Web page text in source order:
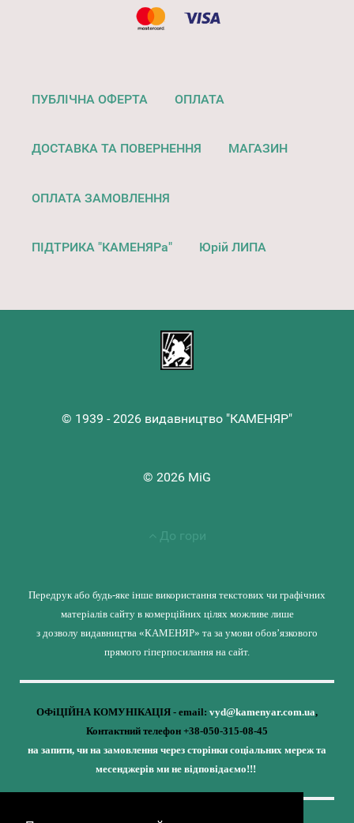
ПУБЛІЧНА ОФЕРТА ОПЛАТА
ДОСТАВКА ТА ПОВЕРНЕННЯ МАГАЗИН
ОПЛАТА ЗАМОВЛЕННЯ
ПІДТРИКА "КАМЕНЯРа" Юрій ЛИПА
© 1939 - 2026 видавництво "КАМЕНЯР"
© 2026 MiG
До гори
Передрук або будь-яке інше використання текстових чи графічних
матеріалів сайту в комерційних цілях можливе лише
з дозволу видавництва «КАМЕНЯР» та за умови обов’язкового
прямого гіперпосилання на сайт.
ОФіЦІЙНА КОМУНІКАЦІЯ - email: vyd@kamenyar.com.ua,
Контактний телефон +38-050-315-08-45
на запити, чи на замовлення через сторінки соціальних мереж та
месенджерів ми не відповідаємо!!!